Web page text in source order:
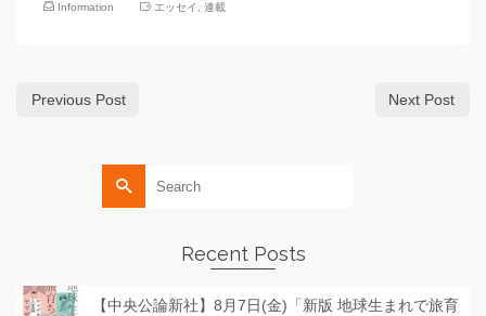
Information エッセイ , 連載
Previous Post Next Post
Search
for:
Recent Posts
【中央公論新社】8月7日(金)「新版 地球生まれで旅育